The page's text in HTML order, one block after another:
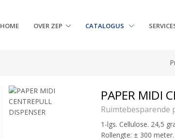
HOME OVER ZEP CATALOGUS
PAPER MIDI
Ruimtebesparende
1-lgs. Cellulose. 24,5
Rollengte: ± 300